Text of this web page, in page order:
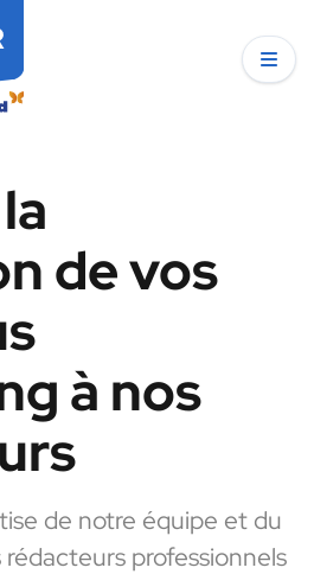
de vos
à nos
de notre équipe et du
professionnels